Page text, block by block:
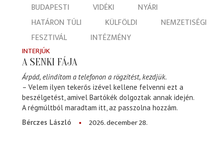
BUDAPESTI VIDÉKI
NYÁRI
HATÁRON TÚLI
KÜLFÖLDI
NEMZETISÉGI
FESZTIVÁL
INTÉZMÉNY
INTERJÚK
A SENKI FÁJA
Árpád, elindítom a telefonon a rögzítést, kezdjük.
– Velem ilyen tekerős izével kellene felvenni ezt a
beszélgetést, amivel Bartókék dolgoztak annak idején.
A régmúltból maradtam itt, az passzolna hozzám.
Bérczes László
2026. december 28.